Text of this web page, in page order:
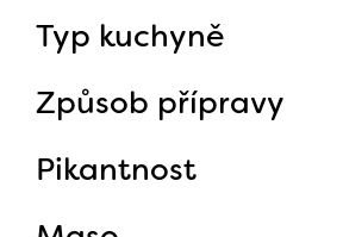
Typ kuchyně
Způsob přípravy
Pikantnost